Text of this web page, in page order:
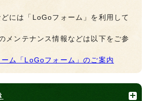
には「LoGoフォーム」を利用して
メンテナンス情報などは以下をご参
ム「LoGoフォーム」のご案内